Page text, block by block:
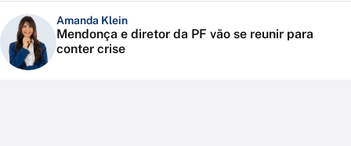
Amanda Klein
Mendonça e diretor da PF vão se reunir para
conter crise